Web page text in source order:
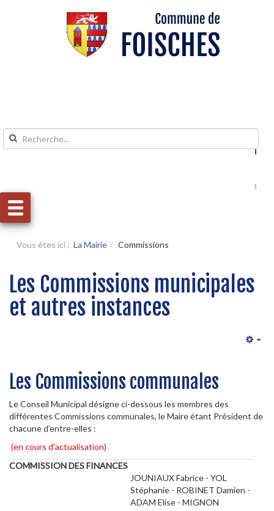
Aller au menu
Vous êtes ici : La Mairie Commissions
Les Commissions municipales
et autres instances
Les Commissions communales
Le Conseil Municipal désigne ci-dessous les membres des
différentes Commissions communales, le Maire étant Président de
chacune d’entre-elles :
(en cours d'actualisation)
COMMISSION DES FINANCES
JOUNIAUX Fabrice - YOL
Stéphanie - ROBINET Damien -
ADAM Elise - MIGNON